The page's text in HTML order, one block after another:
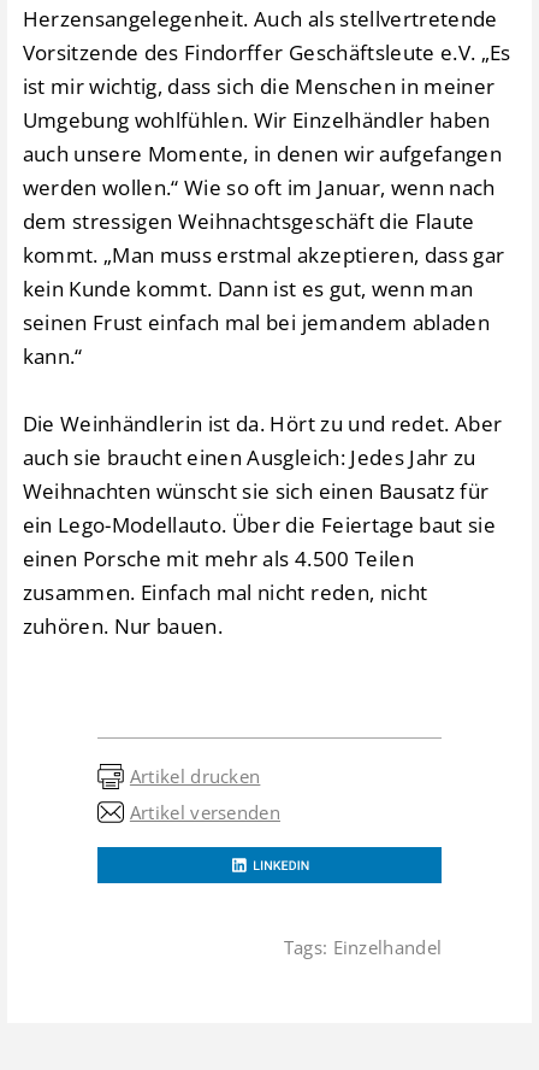
Herzensangelegenheit. Auch als stellvertretende
Vorsitzende des Findorffer Geschäftsleute e.V. „Es
ist mir wichtig, dass sich die Menschen in meiner
Umgebung wohlfühlen. Wir Einzelhändler haben
auch unsere Momente, in denen wir aufgefangen
werden wollen.“ Wie so oft im Januar, wenn nach
dem stressigen Weihnachtsgeschäft die Flaute
kommt. „Man muss erstmal akzeptieren, dass gar
kein Kunde kommt. Dann ist es gut, wenn man
seinen Frust einfach mal bei jemandem abladen
kann.“
Die Weinhändlerin ist da. Hört zu und redet. Aber
auch sie braucht einen Ausgleich: Jedes Jahr zu
Weihnachten wünscht sie sich einen Bausatz für
ein Lego-Modellauto. Über die Feiertage baut sie
einen Porsche mit mehr als 4.500 Teilen
zusammen. Einfach mal nicht reden, nicht
zuhören. Nur bauen.
Artikel drucken
Artikel versenden
Tags: Einzelhandel